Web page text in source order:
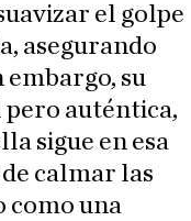
el golpe
asegurando
embargo, su
pero auténtica,
sigue en esa
calmar las
como una